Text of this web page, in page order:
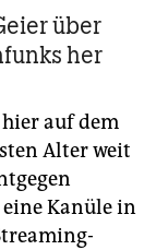
über
her
hier auf dem
Alter weit
Kanüle in